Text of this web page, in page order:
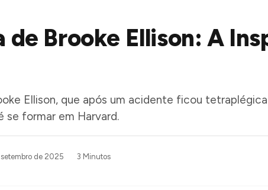
de Brooke Ellison: A
Ellison, que após um acidente ficou
se formar em Harvard.
de 2025 3 Minutos